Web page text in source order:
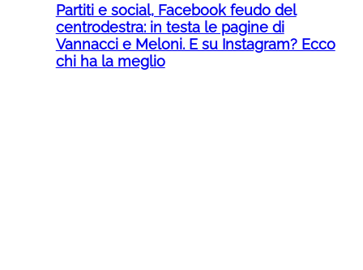
Partiti e social, Facebook feudo del
centrodestra: in testa le pagine di
Vannacci e Meloni. E su Instagram? Ecco
chi ha la meglio